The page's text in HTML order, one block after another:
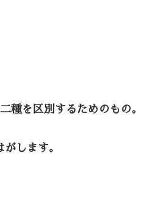
種を区別するためのもの。
します。